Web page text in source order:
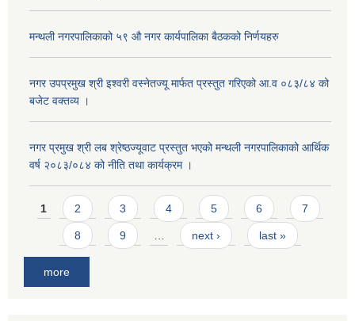
मन्थली नगरपालिकाको ५९ औ नगर कार्यपालिका बैठकको निर्णयहरु
नगर उपप्रमुख श्री इश्वरी वस्नेतज्यू मार्फत प्रस्तुत गरिएको आ.व ०८३/८४ को
बजेट वक्तव्य ।
नगर प्रमुख श्री लब श्रेष्ठज्यूवाट प्रस्तुत भएको मन्थली नगरपालिकाको आर्थिक
वर्ष २०८३/०८४ को नीति तथा कार्यक्रम ।
Pages
1 2 3 4 5 6 7
8 9 next › last »
more